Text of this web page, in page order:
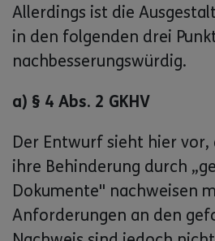
Allerdings ist die
in den folgenden drei
nachbesserungswürdig.
a) § 4 Abs. 2 GKHV
Der Entwurf sieht hier vor,
ihre Behinderung durch
Dokumente" nachweisen
Anforderungen an den